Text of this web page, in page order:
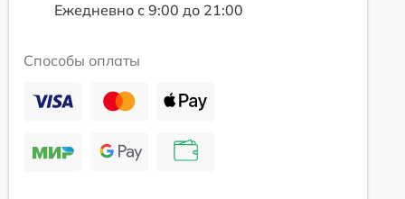
Ежедневно с 9:00 до 21:00
Способы оплаты